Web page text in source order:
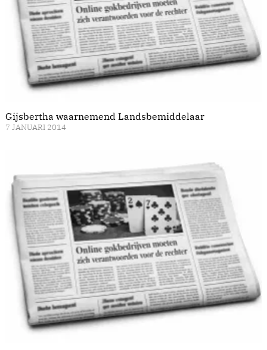
Gijsbertha waarnemend Landsbemiddelaar
7 JANUARI 2014